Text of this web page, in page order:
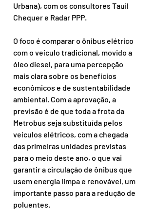
Urbana), com os consultores Tauil
Chequer e Radar PPP.
O foco é comparar o ônibus elétrico
com o veículo tradicional, movido a
óleo diesel, para uma percepção
mais clara sobre os benefícios
econômicos e de sustentabilidade
ambiental. Com a aprovação, a
previsão é de que toda a frota da
Metrobus seja substituída pelos
veículos elétricos, com a chegada
das primeiras unidades previstas
para o meio deste ano, o que vai
garantir a circulação de ônibus que
usem energia limpa e renovável, um
importante passo para a redução de
poluentes.